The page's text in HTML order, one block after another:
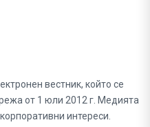
вестник, който се
от 1 юли 2012 г. Медията
интереси.